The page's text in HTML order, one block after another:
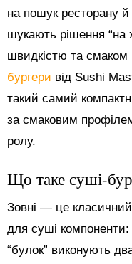
на пошук ресторану
шукають рішення “на
швидкістю та
бургери від Sushi
такий самий
за смаковим
ролу.
Що таке суші-
Зовні — це
для суші
“булок” виконують